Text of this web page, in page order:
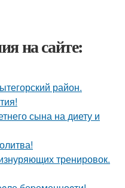
на сайте:
район.
сына на диету и
тренировок.